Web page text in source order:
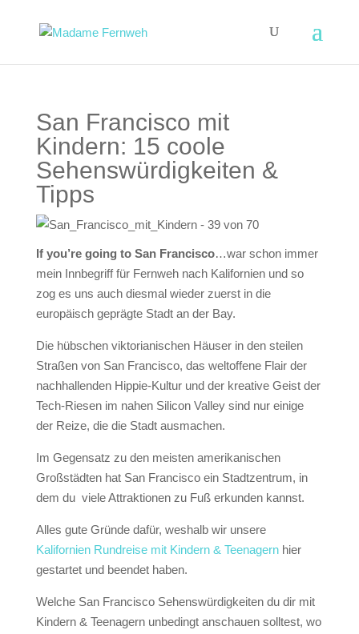
San Francisco mit
Kindern: 15 coole
Sehenswürdigkeiten &
Tipps
If you’re going to San Francisco…war schon immer
mein Innbegriff für Fernweh nach Kalifornien und so
zog es uns auch diesmal wieder zuerst in die
europäisch geprägte Stadt an der Bay.
Die hübschen viktorianischen Häuser in den steilen
Straßen von San Francisco, das weltoffene Flair der
nachhallenden Hippie-Kultur und der kreative Geist der
Tech-Riesen im nahen Silicon Valley sind nur einige
der Reize, die die Stadt ausmachen.
Im Gegensatz zu den meisten amerikanischen
Großstädten hat San Francisco ein Stadtzentrum, in
dem du viele Attraktionen zu Fuß erkunden kannst.
Alles gute Gründe dafür, weshalb wir unsere
Kalifornien Rundreise mit Kindern & Teenagernhier
gestartet und beendet haben.
Welche San Francisco Sehenswürdigkeiten du dir mit
Kindern & Teenagern unbedingt anschauen solltest, wo